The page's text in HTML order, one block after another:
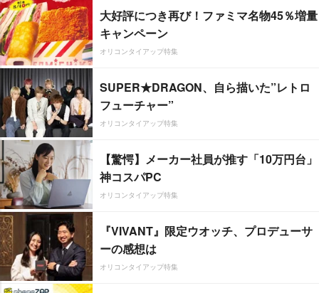
大好評につき再び！ファミマ名物45％増量
キャンペーン
オリコンタイアップ特集
SUPER★DRAGON、自ら描いた”レトロ
フューチャー”
オリコンタイアップ特集
【驚愕】メーカー社員が推す「10万円台」
神コスパPC
オリコンタイアップ特集
『VIVANT』限定ウオッチ、プロデューサ
ーの感想は
オリコンタイアップ特集